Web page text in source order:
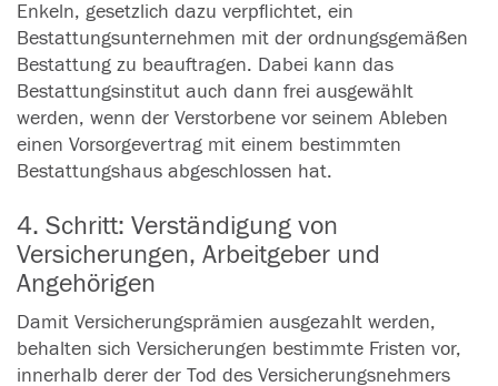
Enkeln, gesetzlich dazu verpflichtet, ein
Bestattungsunternehmen mit der ordnungsgemäßen
Bestattung zu beauftragen. Dabei kann das
Bestattungsinstitut auch dann frei ausgewählt
werden, wenn der Verstorbene vor seinem Ableben
einen Vorsorgevertrag mit einem bestimmten
Bestattungshaus abgeschlossen hat.
4. Schritt: Verständigung von
Versicherungen, Arbeitgeber und
Angehörigen
Damit Versicherungsprämien ausgezahlt werden,
behalten sich Versicherungen bestimmte Fristen vor,
innerhalb derer der Tod des Versicherungsnehmers